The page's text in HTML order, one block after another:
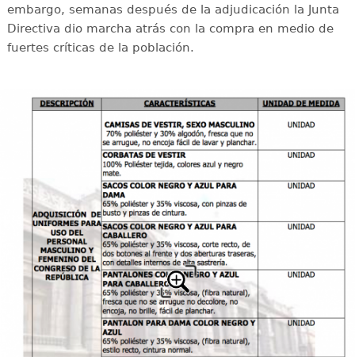
embargo, semanas después de la adjudicación la Junta
Directiva dio marcha atrás con la compra en medio de
fuertes críticas de la población.